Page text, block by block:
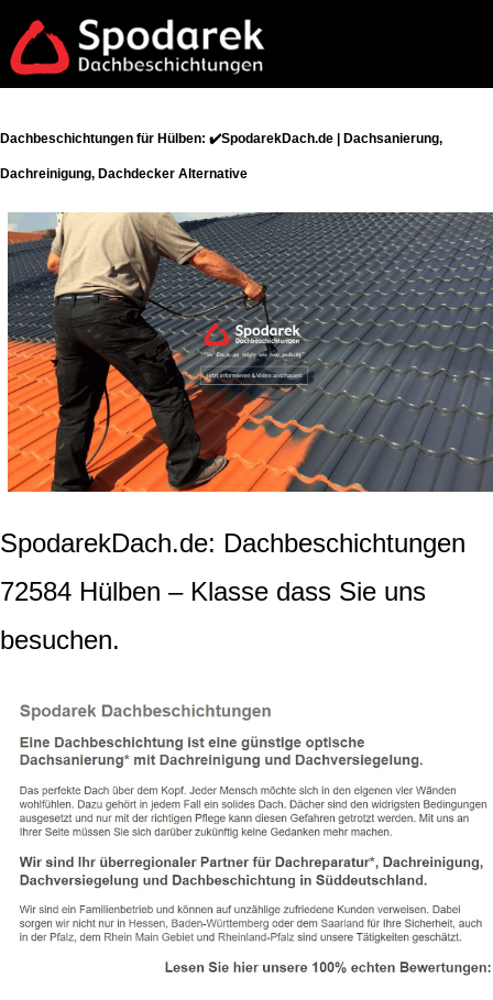
Dachbeschichtungen für Hülben: ✔️SpodarekDach.de | Dachsanierung,
Dachreinigung, Dachdecker Alternative
SpodarekDach.de: Dachbeschichtungen
72584 Hülben – Klasse dass Sie uns
besuchen.